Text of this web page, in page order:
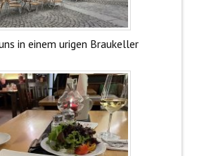
in einem urigen Braukeller